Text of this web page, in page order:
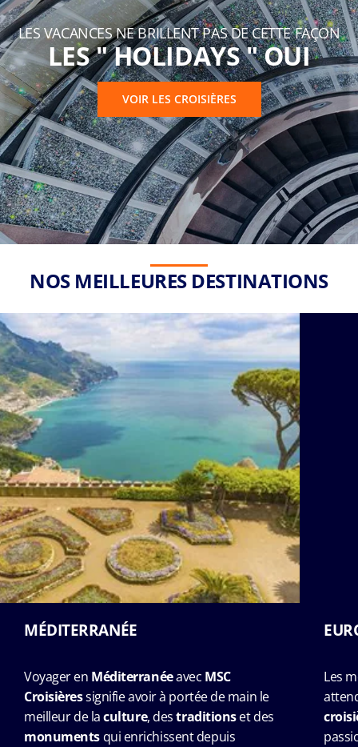
LES VACANCES NE BRILLENT PAS DE CETTE FAÇON
LES " HOLIDAYS " OUI
VOIR LES CROISIÈRES
NOS MEILLEURES DESTINATIONS
MÉDITERRANÉE
Voyager en Méditerranéeavec MSC
Croisièressignifie avoir à portée de main le
meilleur de laculture, destraditionset des
monumentsqui enrichissent depuis
Les